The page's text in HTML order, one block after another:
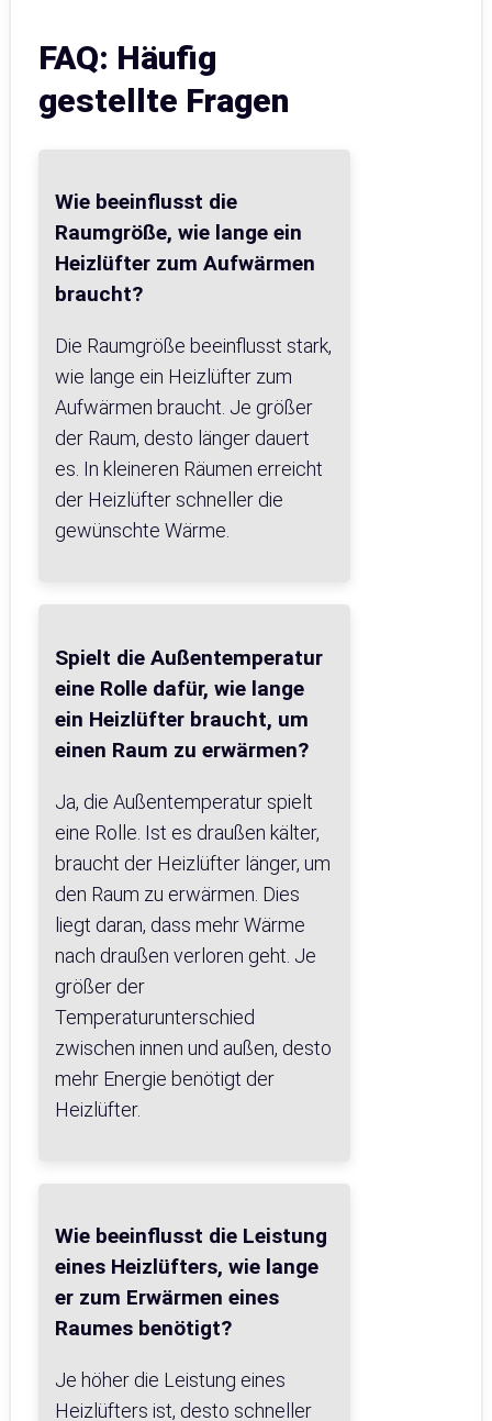
FAQ: Häufig
gestellte Fragen
Wie beeinflusst die
Raumgröße, wie lange ein
Heizlüfter zum Aufwärmen
braucht?
Die Raumgröße beeinflusst stark,
wie lange ein Heizlüfter zum
Aufwärmen braucht. Je größer
der Raum, desto länger dauert
es. In kleineren Räumen erreicht
der Heizlüfter schneller die
gewünschte Wärme.
Spielt die Außentemperatur
eine Rolle dafür, wie lange
ein Heizlüfter braucht, um
einen Raum zu erwärmen?
Ja, die Außentemperatur spielt
eine Rolle. Ist es draußen kälter,
braucht der Heizlüfter länger, um
den Raum zu erwärmen. Dies
liegt daran, dass mehr Wärme
nach draußen verloren geht. Je
größer der
Temperaturunterschied
zwischen innen und außen, desto
mehr Energie benötigt der
Heizlüfter.
Wie beeinflusst die Leistung
eines Heizlüfters, wie lange
er zum Erwärmen eines
Raumes benötigt?
Je höher die Leistung eines
Heizlüfters ist, desto schneller